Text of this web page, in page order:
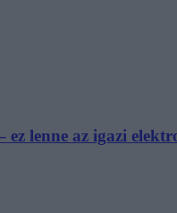
lenne az igazi